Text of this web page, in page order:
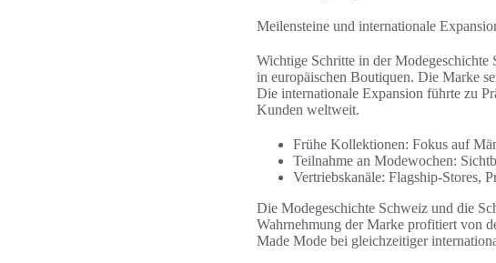
Meilensteine und internationale
Wichtige Schritte in der Modegeschichte
in europäischen Boutiquen. Die Marke
Die internationale Expansion führte zu
Kunden weltweit.
Frühe Kollektionen: Fokus auf
Teilnahme an Modewochen:
Vertriebskanäle: Flagship-Stores,
Die Modegeschichte Schweiz und die
Wahrnehmung der Marke profitiert von
Made Mode bei gleichzeitiger